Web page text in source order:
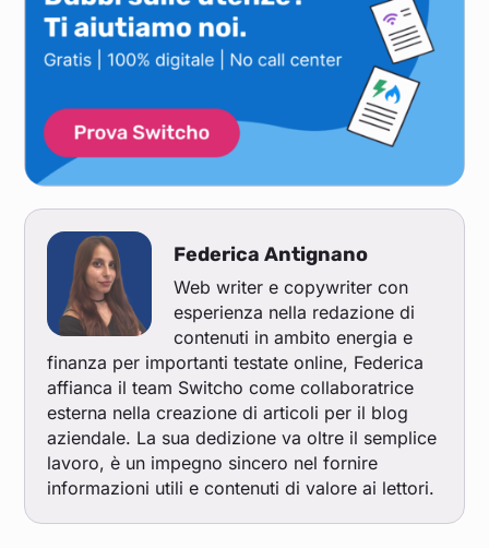
Federica Antignano
Web writer e copywriter con
esperienza nella redazione di
contenuti in ambito energia e
finanza per importanti testate online, Federica
affianca il team Switcho come collaboratrice
esterna nella creazione di articoli per il blog
aziendale. La sua dedizione va oltre il semplice
lavoro, è un impegno sincero nel fornire
informazioni utili e contenuti di valore ai lettori.